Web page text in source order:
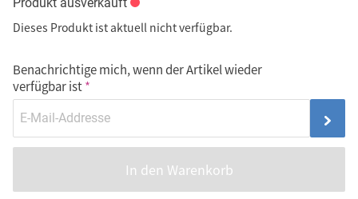
Produkt ausverkauft
Dieses Produkt ist aktuell nicht verfügbar.
Benachrichtige mich, wenn der Artikel wieder
verfügbar ist
In den Warenkorb